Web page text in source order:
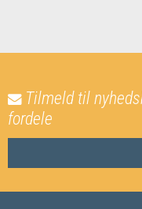
Tilmeld til
fordele